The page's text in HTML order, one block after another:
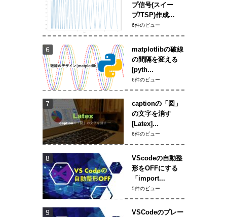
プ信号(スイー
プ/TSP)作成...
6件のビュー
matplotlibの破線
の間隔を変える
[pyth...
6件のビュー
captionの「図」
の文字を消す
[Latex]...
6件のビュー
VScodeの自動整
形をOFFにする
「import...
5件のビュー
VSCodeのプレー